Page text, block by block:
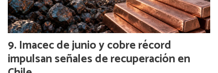
Imacec de junio y cobre récord
impulsan señales de recuperación en